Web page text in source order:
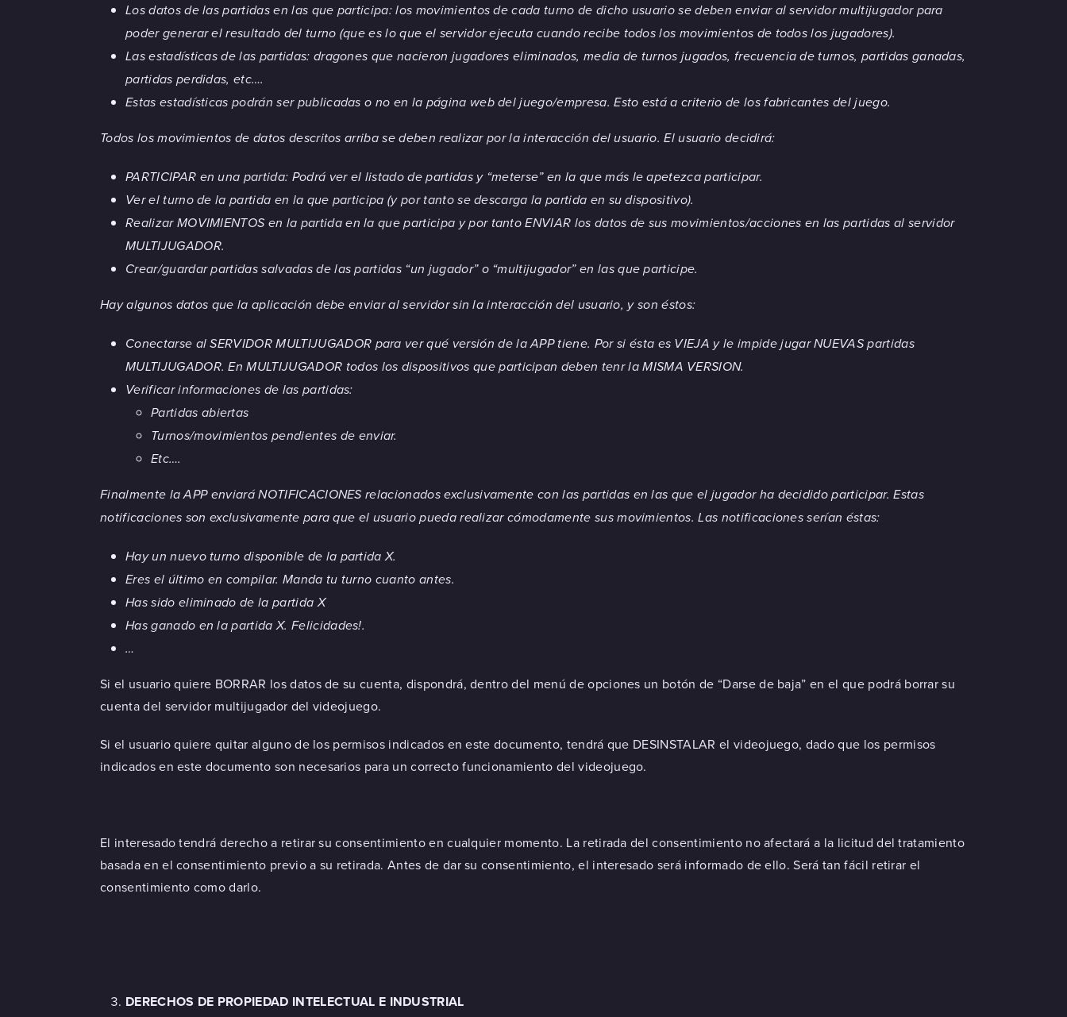
Los datos de las partidas en las que participa: los movimientos de cada turno de dicho usuario se deben enviar al servidor multijugador para
poder generar el resultado del turno (que es lo que el servidor ejecuta cuando recibe todos los movimientos de todos los jugadores).
Las estadísticas de las partidas: dragones que nacieron jugadores eliminados, media de turnos jugados, frecuencia de turnos, partidas ganadas,
partidas perdidas, etc….
Estas estadísticas podrán ser publicadas o no en la página web del juego/empresa. Esto está a criterio de los fabricantes del juego.
Todos los movimientos de datos descritos arriba se deben realizar por la interacción del usuario. El usuario decidirá:
PARTICIPAR en una partida: Podrá ver el listado de partidas y “meterse” en la que más le apetezca participar.
Ver el turno de la partida en la que participa (y por tanto se descarga la partida en su dispositivo).
Realizar MOVIMIENTOS en la partida en la que participa y por tanto ENVIAR los datos de sus movimientos/acciones en las partidas al servidor
MULTIJUGADOR.
Crear/guardar partidas salvadas de las partidas “un jugador” o “multijugador” en las que participe.
Hay algunos datos que la aplicación debe enviar al servidor sin la interacción del usuario, y son éstos:
Conectarse al SERVIDOR MULTIJUGADOR para ver qué versión de la APP tiene. Por si ésta es VIEJA y le impide jugar NUEVAS partidas
MULTIJUGADOR. En MULTIJUGADOR todos los dispositivos que participan deben tenr la MISMA VERSION.
Verificar informaciones de las partidas:
Partidas abiertas
Turnos/movimientos pendientes de enviar.
Etc….
Finalmente la APP enviará NOTIFICACIONES relacionados exclusivamente con las partidas en las que el jugador ha decidido participar. Estas
notificaciones son exclusivamente para que el usuario pueda realizar cómodamente sus movimientos. Las notificaciones serían éstas:
Hay un nuevo turno disponible de la partida X.
Eres el último en compilar. Manda tu turno cuanto antes.
Has sido eliminado de la partida X
Has ganado en la partida X. Felicidades!.
…
Si el usuario quiere BORRAR los datos de su cuenta, dispondrá, dentro del menú de opciones un botón de “Darse de baja” en el que podrá borrar su
cuenta del servidor multijugador del videojuego.
Si el usuario quiere quitar alguno de los permisos indicados en este documento, tendrá que DESINSTALAR el videojuego, dado que los permisos
indicados en este documento son necesarios para un correcto funcionamiento del videojuego.
El interesado tendrá derecho a retirar su consentimiento en cualquier momento. La retirada del consentimiento no afectará a la licitud del tratamiento
basada en el consentimiento previo a su retirada. Antes de dar su consentimiento, el interesado será informado de ello. Será tan fácil retirar el
consentimiento como darlo.
DERECHOS DE PROPIEDAD INTELECTUAL E INDUSTRIAL